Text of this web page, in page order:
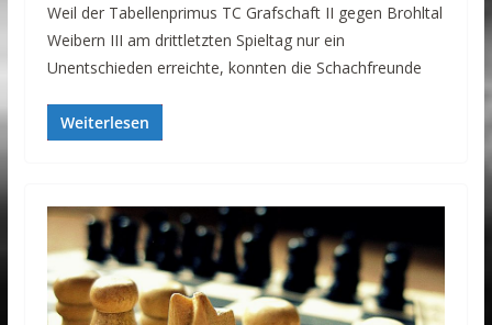
Weil der Tabellenprimus TC Grafschaft II gegen Brohltal
Weibern III am drittletzten Spieltag nur ein
Unentschieden erreichte, konnten die Schachfreunde
Weiterlesen